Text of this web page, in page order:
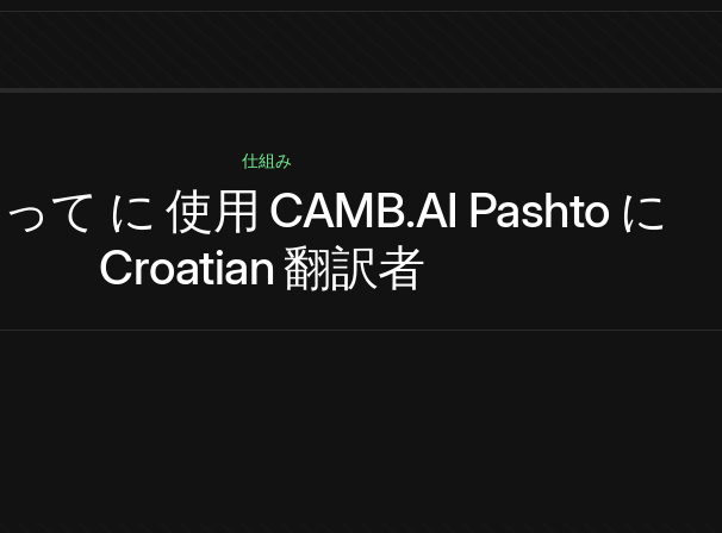
仕組み
て に 使用 CAMB.AI Pashto に
Croatian 翻訳者